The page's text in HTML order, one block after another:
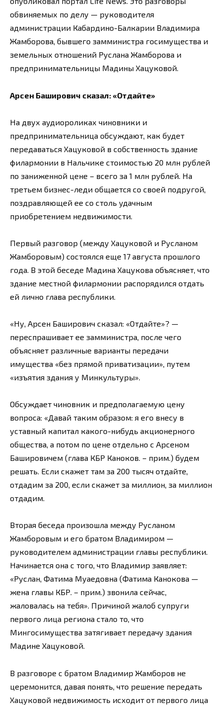
обвиняемых по делу — руководителя
администрации Кабардино-Балкарии Владимира
Жамборова, бывшего замминистра госимущества и
земельных отношений Руслана Жамборова и
предпринимательницы Мадины Хацуковой.
Арсен Баширович сказал: «Отдайте»
На двух аудиороликах чиновники и
предпринимательница обсуждают, как будет
передаваться Хацуковой в собственность здание
филармонии в Нальчике стоимостью 20 млн рублей
по заниженной цене – всего за 1 млн рублей. На
третьем бизнес-леди общается со своей подругой,
поздравляющей ее со столь удачным
приобретением недвижимости.
Первый разговор (между Хацуковой и Русланом
Жамборовым) состоялся еще 17 августа прошлого
года. В этой беседе Мадина Хацукова объясняет, что
здание местной филармонии распорядился отдать
ей лично глава республики.
«Ну, Арсен Баширович сказал: «Отдайте»? —
переспрашивает ее замминистра, после чего
объясняет различные варианты передачи
имущества «без прямой приватизации», путем
«изъятия здания у Минкультуры».
Обсуждает чиновник и предполагаемую цену
вопроса: «Давай таким образом: я его внесу в
уставный капитал какого-нибудь акционерного
общества, а потом по цене отдельно с Арсеном
Башировичем (глава КБР Каноков. – прим.) будем
решать. Если скажет там за 200 тысяч отдайте,
отдадим за 200, если скажет за миллион, за миллион
отдадим.
Вторая беседа произошла между Русланом
Жамборовым и его братом Владимиром —
руководителем администрации главы республики.
Начинается она с того, что Владимир заявляет:
«Руслан, Фатима Муаедовна (Фатима Канокова —
жена главы КБР. – прим.) звонила сейчас,
жаловалась на тебя». Причиной жалоб супруги
первого лица региона стало то, что
Мингосимущества затягивает передачу здания
Мадине Хацуковой.
В разговоре с братом Владимир Жамборов не
церемонится, давая понять, что решение передать
Хацуковой недвижимость исходит от первого лица